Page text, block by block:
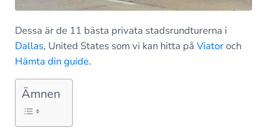
Dessa är de 11 bästa privata stadsrundturerna i
Dallas, United States som vi kan hitta på Viatoroch
Hämta din guide.
Ämnen